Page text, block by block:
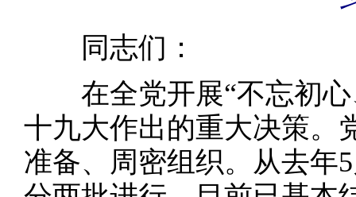
同志们：
在全党开展“不忘初心
十九大作出的重大决策。
准备、周密组织。从去年